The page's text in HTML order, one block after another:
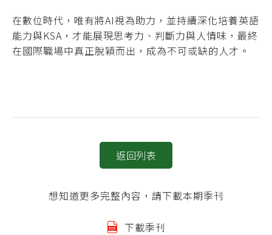
在數位時代，唯有將AI視為助力，並持續深化培養英語
能力與KSA，才能展現思考力、判斷力與人情味，最終
在國際職場中真正脫穎而出，成為不可或缺的人才。
返回列表
想知道更多完整內容，請下載本期季刊
下載季刊